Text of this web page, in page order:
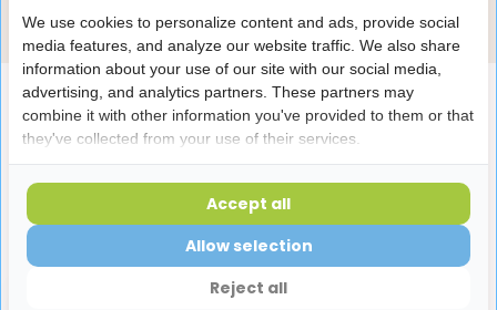
Productomschrijving
Reviews
Stuur e-mail
Laatst bekeken producten
We use cookies to personalize content and ads, provide social
media features, and analyze our website traffic. We also share
information about your use of our site with our social media,
advertising, and analytics partners. These partners may
combine it with other information you've provided to them or that
they've collected from your use of their services.
Reject all
Allow selection
Accept all